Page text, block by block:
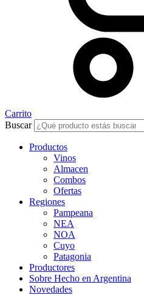
Carrito
Buscar
Productos
Vinos
Almacen
Combos
Ofertas
Regiones
Pampeana
NEA
NOA
Cuyo
Patagonia
Productores
Sobre Hecho en Argentina
Novedades